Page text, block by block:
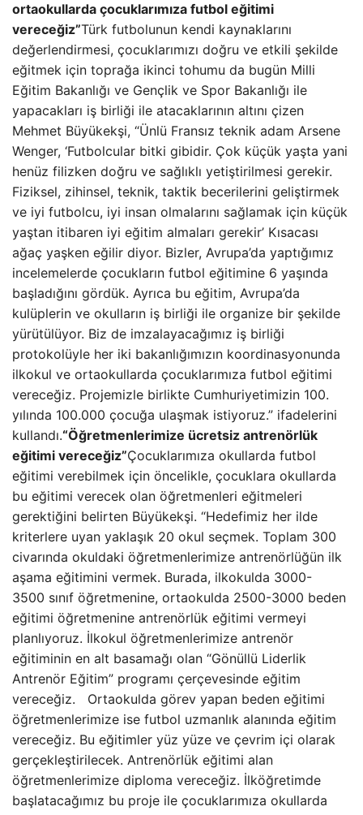
ortaokullarda çocuklarımıza futbol eğitimi
vereceğiz”Türk futbolunun kendi kaynaklarını
değerlendirmesi, çocuklarımızı doğru ve etkili şekilde
eğitmek için toprağa ikinci tohumu da bugün Milli
Eğitim Bakanlığı ve Gençlik ve Spor Bakanlığı ile
yapacakları iş birliği ile atacaklarının altını çizen
Mehmet Büyükekşi, “Ünlü Fransız teknik adam Arsene
Wenger, ‘Futbolcular bitki gibidir. Çok küçük yaşta yani
henüz filizken doğru ve sağlıklı yetiştirilmesi gerekir.
Fiziksel, zihinsel, teknik, taktik becerilerini geliştirmek
ve iyi futbolcu, iyi insan olmalarını sağlamak için küçük
yaştan itibaren iyi eğitim almaları gerekir’ Kısacası
ağaç yaşken eğilir diyor. Bizler, Avrupa’da yaptığımız
incelemelerde çocukların futbol eğitimine 6 yaşında
başladığını gördük. Ayrıca bu eğitim, Avrupa’da
kulüplerin ve okulların iş birliği ile organize bir şekilde
yürütülüyor. Biz de imzalayacağımız iş birliği
protokolüyle her iki bakanlığımızın koordinasyonunda
ilkokul ve ortaokullarda çocuklarımıza futbol eğitimi
vereceğiz. Projemizle birlikte Cumhuriyetimizin 100.
yılında 100.000 çocuğa ulaşmak istiyoruz.” ifadelerini
kullandı.“Öğretmenlerimize ücretsiz antrenörlük
eğitimi vereceğiz”Çocuklarımıza okullarda futbol
eğitimi verebilmek için öncelikle, çocuklara okullarda
bu eğitimi verecek olan öğretmenleri eğitmeleri
gerektiğini belirten Büyükekşi. “Hedefimiz her ilde
kriterlere uyan yaklaşık 20 okul seçmek. Toplam 300
civarında okuldaki öğretmenlerimize antrenörlüğün ilk
aşama eğitimini vermek. Burada, ilkokulda 3000-
3500 sınıf öğretmenine, ortaokulda 2500-3000 beden
eğitimi öğretmenine antrenörlük eğitimi vermeyi
planlıyoruz. İlkokul öğretmenlerimize antrenör
eğitiminin en alt basamağı olan “Gönüllü Liderlik
Antrenör Eğitim” programı çerçevesinde eğitim
vereceğiz. Ortaokulda görev yapan beden eğitimi
öğretmenlerimize ise futbol uzmanlık alanında eğitim
vereceğiz. Bu eğitimler yüz yüze ve çevrim içi olarak
gerçekleştirilecek. Antrenörlük eğitimi alan
öğretmenlerimize diploma vereceğiz. İlköğretimde
başlatacağımız bu proje ile çocuklarımıza okullarda